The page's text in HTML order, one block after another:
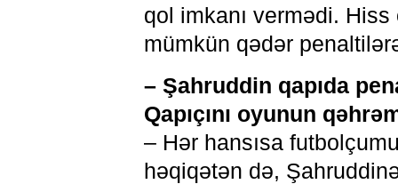
qol imkanı vermədi.
mümkün qədər
– Şahruddin qapıda
Qapıçını oyunun
– Hər hansısa
həqiqətən də,